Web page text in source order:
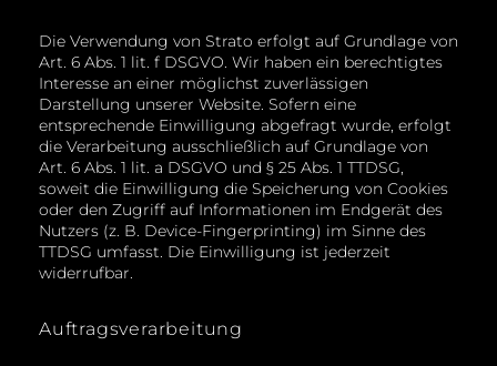
Die Verwendung von Strato erfolgt auf Grundlage von
Art. 6 Abs. 1 lit. f DSGVO. Wir haben ein berechtigtes
Interesse an einer möglichst zuverlässigen
Darstellung unserer Website. Sofern eine
entsprechende Einwilligung abgefragt wurde, erfolgt
die Verarbeitung ausschließlich auf Grundlage von
Art. 6 Abs. 1 lit. a DSGVO und § 25 Abs. 1 TTDSG,
soweit die Einwilligung die Speicherung von Cookies
oder den Zugriff auf Informationen im Endgerät des
Nutzers (z. B. Device-Fingerprinting) im Sinne des
TTDSG umfasst. Die Einwilligung ist jederzeit
widerrufbar.
Auftragsverarbeitung